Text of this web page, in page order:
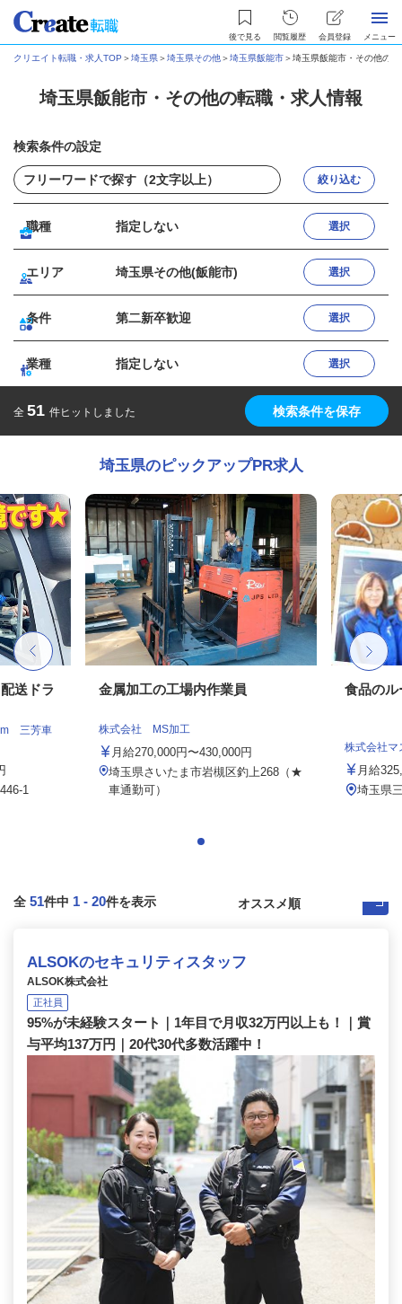
後で見る 閲覧履歴 会員登録 メニュー
クリエイト転職・求人TOP ＞埼玉県＞埼玉県その他＞埼玉県飯能市＞埼玉県飯能市・その他の
埼玉県飯能市・その他の転職・求人情報
検索条件の設定
絞り込む
職種 指定しない 選択
エリア 埼玉県その他(飯能市) 選択
条件 第二新卒歓迎 選択
業種 指定しない 選択
全 51 件ヒットしました 検索条件を保存
埼玉県のピックアップPR求人
送ドラ
三芳車
1
金属加工の工場内作業員
株式会社 MS加工
月給270,000円〜430,000円
埼玉県さいたま市岩槻区釣上268（★
車通勤可）
食品のル
株式会社マ
月給
埼玉県
全 51件中 1 - 20件を表示
ALSOKのセキュリティスタッフ
ALSOK株式会社
正社員
95%が未経験スタート｜1年目で月収32万円以上も！｜賞
与平均137万円｜20代30代多数活躍中！